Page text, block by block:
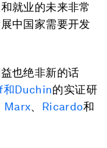
和就业的未来非常
中国家需要开发
也绝非新的话
Duchin的实证研
Marx、 Ricardo和